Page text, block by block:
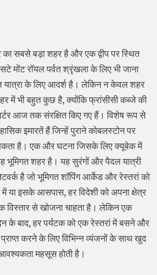
सबसे बड़ा शहर है और एक द्वीप पर स्थित
मोंट रॉयल पर्वत श्रृंखला के लिए भी जाना
यात्रा के लिए आदर्श है। लेकिन न केवल शहर
में भी बहुत कुछ है, क्योंकि फ्रांसीसी कब्जे की
आज तक संरक्षित किए गए हैं। विशेष रूप से
इमारतें हैं जिन्हें पुराने कोबलस्टोन पर
है। एक और घटना जिसके लिए क्यूबेक में
भूमिगत शहर है। यह सुरंगों और पैदल यात्री
है जो भूमिगत शॉपिंग आर्केड और रेस्तरां को
या इसके आसपास, हर विदेशी को अपना क्षेत्र
विस्तार से खोजना चाहता है। लेकिन एक
के बाद, हर पर्यटक को एक रेस्तरां में बसने और
प्राप्त करने के लिए विभिन्न व्यंजनों के साथ खुद
महसूस होती है।